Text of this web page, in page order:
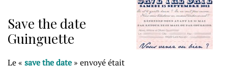
Save the date
Guinguette
Le « save the date » envoyé était